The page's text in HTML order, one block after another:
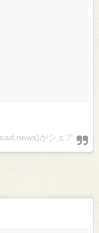
Fionn Whitehead Newsさん(@fionnwhitehead.news)がシェアした投稿 –